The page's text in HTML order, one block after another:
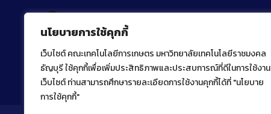
นโยบายการใช้คุกกี้
เว็บไซต์ คณะเทคโนโลยีการเกษตร มหาวิทยาลัยเทคโนโลยีราชมงคล
ธัญบุรี ใช้คุกกี้เพื่อเพิ่มประสิทธิภาพและประสบการณ์ที่ดีในการใช้งาน
เว็บไซต์ ท่านสามารถศึกษารายละเอียดการใช้งานคุกกี้ได้ที่ "นโยบาย
การใช้คุกกี้"
Tel : 02 592 1955